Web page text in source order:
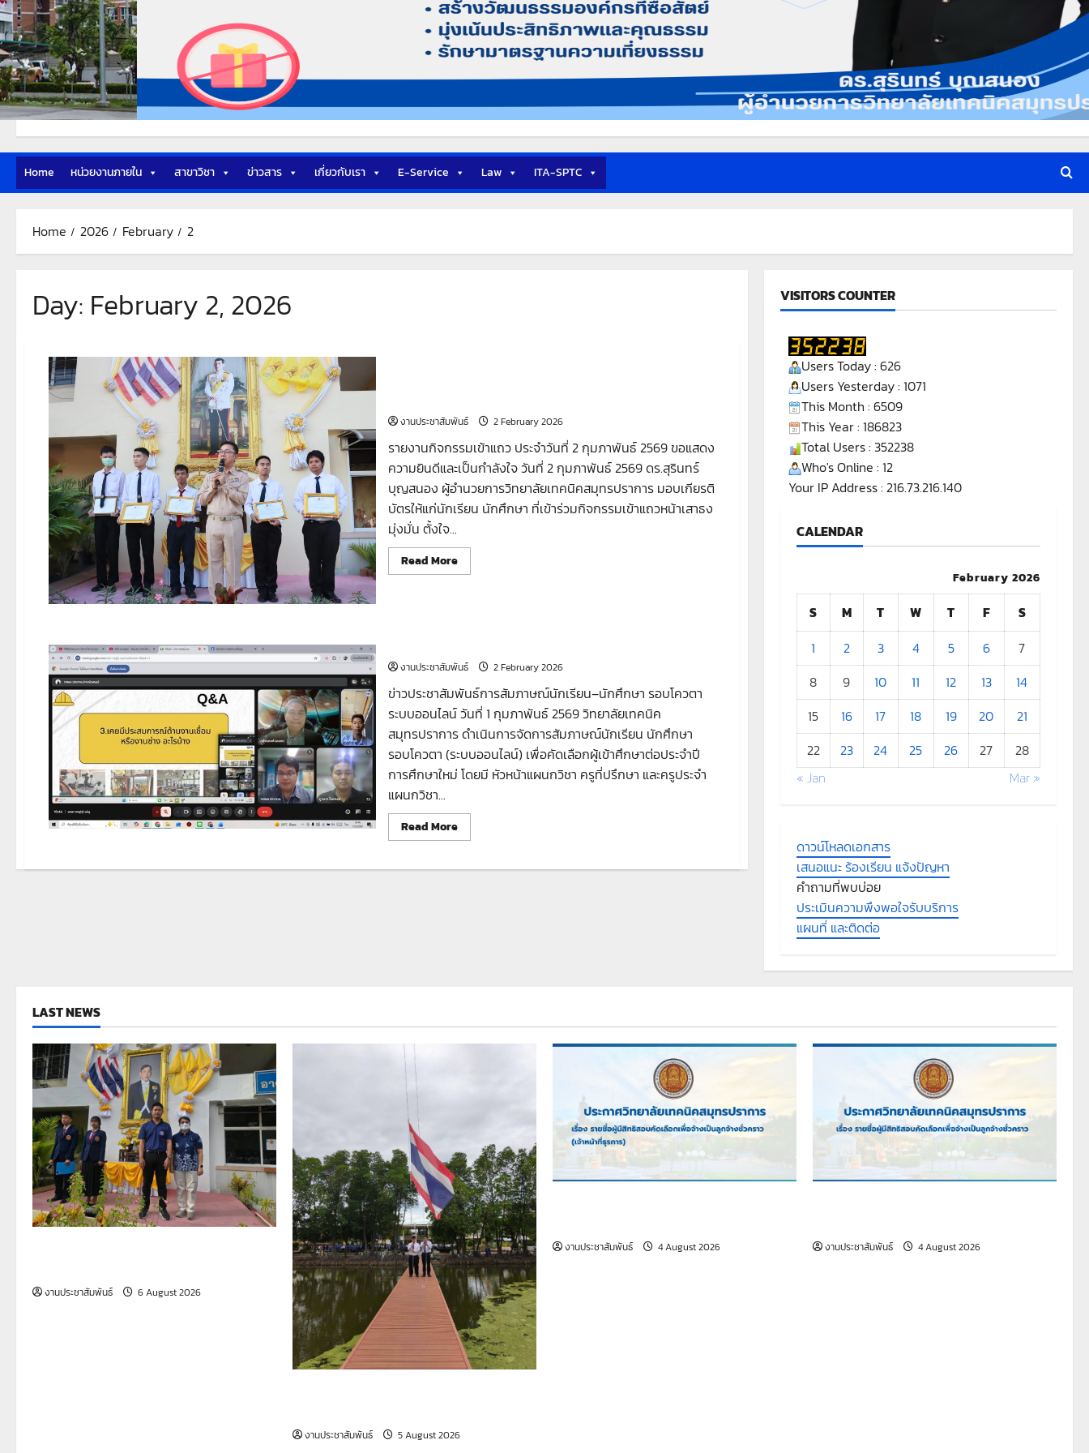
Home หน่วยงานภายใน สาขาวิชา ข่าวสาร เกี่ยวกับเรา E-Service Law ITA-SPTC
Home 2026 February 2
Day: February 2, 2026
งานประชาสัมพันธ์ 2 February 2026
รายงานกิจกรรมเข้าแถว ประจำวันที่ 2 กุมภาพันธ์ 2569 ขอแสดง
ความยินดีและเป็นกำลังใจ วันที่ 2 กุมภาพันธ์ 2569 ดร.สุรินทร์
บุญสนอง ผู้อำนวยการวิทยาลัยเทคนิคสมุทรปราการ มอบเกียรติ
บัตรให้แก่นักเรียน นักศึกษา ที่เข้าร่วมกิจกรรมเข้าแถวหน้าเสาธง
มุ่งมั่น ตั้งใจ...
Read MoreRead
more
ที่
2
กุมภาพันธ์
2569
งานประชาสัมพันธ์ 2 February 2026
ข่าวประชาสัมพันธ์การสัมภาษณ์นักเรียน–นักศึกษา รอบโควตา
ระบบออนไลน์ วันที่ 1 กุมภาพันธ์ 2569 วิทยาลัยเทคนิค
สมุทรปราการ ดำเนินการจัดการสัมภาษณ์นักเรียน นักศึกษา
รอบโควตา (ระบบออนไลน์) เพื่อคัดเลือกผู้เข้าศึกษาต่อประจำปี
การศึกษาใหม่ โดยมี หัวหน้าแผนกวิชา ครูที่ปรึกษา และครูประจำ
แผนกวิชา...
Read MoreRead
more
สัมภาษณ์
VISITORS COUNTER
Users Today : 626
Users Yesterday : 1071
This Month : 6509
This Year : 186823
Total Users : 352238
Who's Online : 12
Your IP Address : 216.73.216.140
CALENDAR
February 2026
S M T W T F
S
1
2 3 4 5 6
7
8
9 10 11 12 13
14
15
16 17 18 19 20
21
22
23 24 25 26 27
28
« Jan
Mar »
ดาวน์โหลดเอกสาร
เสนอแนะ ร้องเรียน แจ้งปัญหา
คำถามที่พบบ่อย
ประเมินความพึงพอใจรับบริการ
แผนที่ และติดต่อ
LAST NEWS
งานประชาสัมพันธ์ 6 August 2026
งานประชาสัมพันธ์ 5 August 2026
งานประชาสัมพันธ์ 4 August 2026 งานประชาสัมพันธ์ 4 August 2026